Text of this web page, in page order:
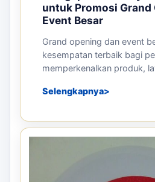
untuk Promosi Grand
Event Besar
Grand opening dan event
kesempatan terbaik bagi
memperkenalkan produk,
Selengkapnya